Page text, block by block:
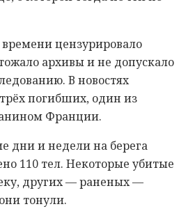
времени цензурировало
архивы и не допускало
В новостях
погибших, один из
Франции.
дни и недели на берега
110 тел. Некоторые убитые
других — раненых —
тонули.